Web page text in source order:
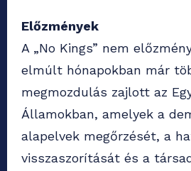
Előzmények
A „No Kings” nem
elmúlt hónapokban már
megmozdulás zajlott az
Államokban, amelyek a
alapelvek megőrzését, a
visszaszorítását és a